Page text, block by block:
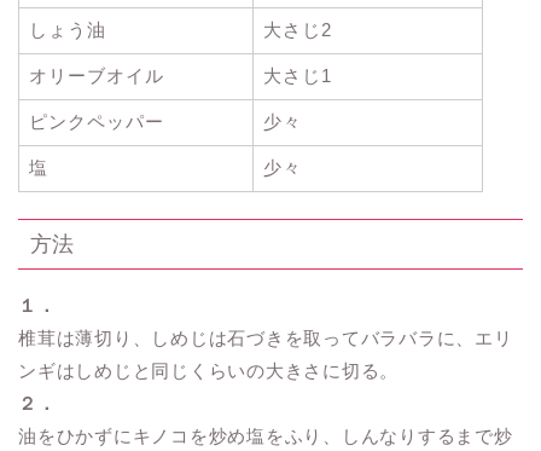
しょう油 大さじ2
オリーブオイル 大さじ1
ピンクペッパー 少々
塩 少々
方法
１．
椎茸は薄切り、しめじは石づきを取ってバラバラに、エリ
ンギはしめじと同じくらいの大きさに切る。
２．
油をひかずにキノコを炒め塩をふり、しんなりするまで炒